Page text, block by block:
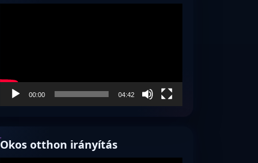
00:00 04:42
Okos otthon irányítás